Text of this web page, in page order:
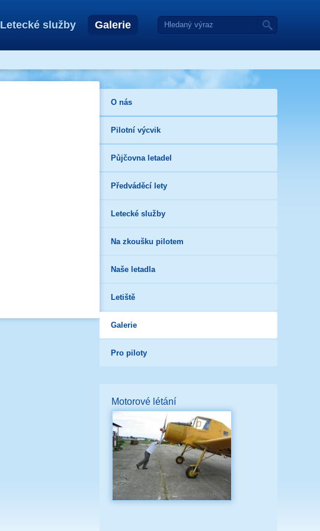
Letecké služby Galerie
O nás
Pilotní výcvik
Půjčovna letadel
Předváděcí lety
Letecké služby
Na zkoušku pilotem
Naše letadla
Letiště
Galerie
Pro piloty
Motorové létání